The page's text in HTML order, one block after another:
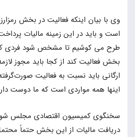
وی با بیان اینکه فعالیت در بخش
است و باید در این زمینه مالیات
طرح می کوشیم تا مشخص شود فردی
بخش فعالیت کند از کجا باید مجوز
ارگانی باید نسبت به فعالیت
اینها همه مواردی است که ما دوست
سخنگوی کمیسیون اقتصادی مجلس
دریافت مالیات از این بخش حتماً